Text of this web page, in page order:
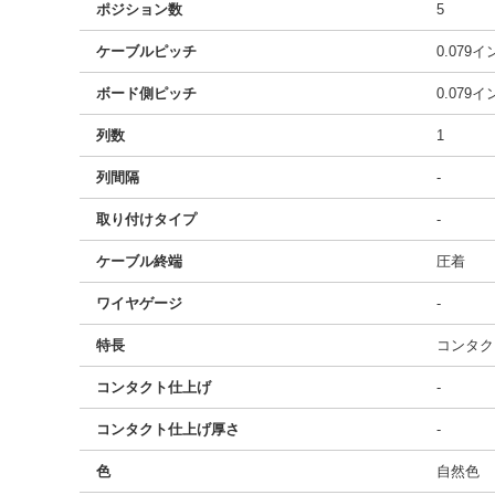
ポジション数 5
ケーブルピッチ 0.079イ
ボード側ピッチ 0.079イ
列数 1
列間隔 -
取り付けタイプ -
ケーブル終端 圧着
ワイヤゲージ -
特長 コンタ
コンタクト仕上げ -
コンタクト仕上げ厚さ -
色 自然色